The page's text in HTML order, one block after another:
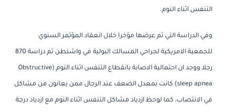
التنفس اثناء النوم.
وفي الدراسة التي تم عرضها مؤخرا خلال انعقاد المؤتمر السنوي
للجمعية الامريكية لجراحي المسالك البولية في واشنطن تم دراسة 870
رجلا ووجد ان احتمالية الاصابة بانقطاع التنفس اثناء النوم (Obstructive
sleep apnea) كانت بمعدل الضعف عند الرجال ممن يعانون من مشاكل
في الانتصاب، كما لوحظ ازدياد مشاكل التنفس اثناء النوم مع ازدياد درجة